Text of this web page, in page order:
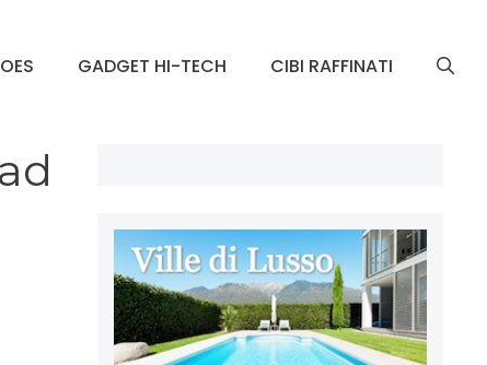
GADGET HI-TECH CIBI RAFFINATI